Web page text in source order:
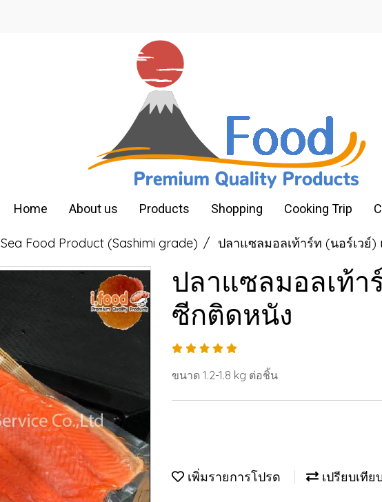
Home About us Products Shopping Cooking Trip
Sea Food Product (Sashimi grade) ปลาแซลมอลเท้าร์ท (นอร์เวย์
ปลาแซลมอลเท้า
ซีกติดหนัง
ขนาด 1.2-1.8 kg ต่อชิ้น
เพิ่มรายการโปรด เปรียบเทีย